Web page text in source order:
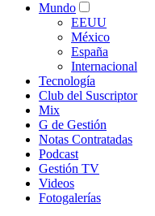
Mundo
EEUU
México
España
Internacional
Tecnología
Club del Suscriptor
Mix
G de Gestión
Notas Contratadas
Podcast
Gestión TV
Videos
Fotogalerías